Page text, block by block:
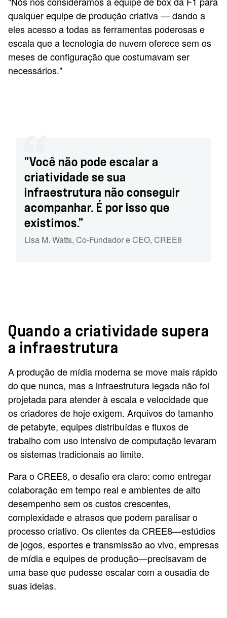
qualquer equipe de produção criativa — dando a
eles acesso a todas as ferramentas poderosas e
escala que a tecnologia de nuvem oferece sem os
meses de configuração que costumavam ser
necessários."
"Você não pode escalar a
criatividade se sua
infraestrutura não conseguir
acompanhar. É por isso que
existimos."
Lisa M. Watts, Co-Fundador e CEO, CREE8
Quando a criatividade supera
a infraestrutura
A produção de mídia moderna se move mais rápido
do que nunca, mas a infraestrutura legada não foi
projetada para atender à escala e velocidade que
os criadores de hoje exigem. Arquivos do tamanho
de petabyte, equipes distribuídas e fluxos de
trabalho com uso intensivo de computação levaram
os sistemas tradicionais ao limite.
Para o CREE8, o desafio era claro: como entregar
colaboração em tempo real e ambientes de alto
desempenho sem os custos crescentes,
complexidade e atrasos que podem paralisar o
processo criativo. Os clientes da CREE8—estúdios
de jogos, esportes e transmissão ao vivo, empresas
de mídia e equipes de produção—precisavam de
uma base que pudesse escalar com a ousadia de
suas ideias.